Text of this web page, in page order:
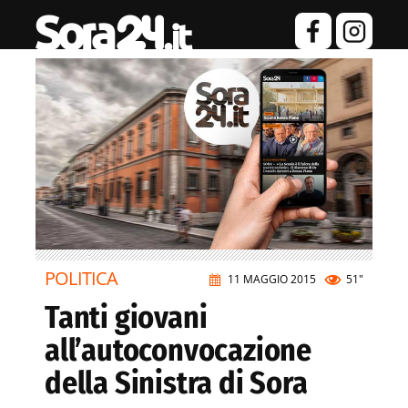
11 MAGGIO 2015 51"
POLITICA
Tanti giovani
all’autoconvocazione
della Sinistra di Sora